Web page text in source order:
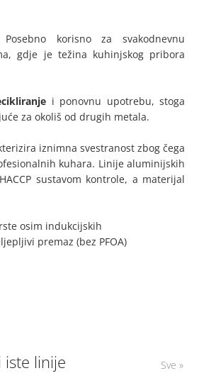
korisno za svakodnevnu
gdje je težina kuhinjskog pribora
i ponovnu upotrebu, stoga
za okoliš od drugih metala.
iznimna svestranost zbog čega
kuhara. Linije aluminijskih
sustavom kontrole, a materijal
osim indukcijskih
premaz (bez PFOA)
iste linije Sve »